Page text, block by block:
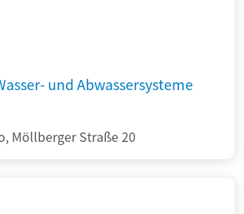
und Abwassersysteme
Möllberger Straße 20